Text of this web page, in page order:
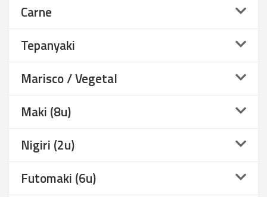
Carne
Tepanyaki
Marisco / Vegetal
Maki (8u)
Nigiri (2u)
Futomaki (6u)